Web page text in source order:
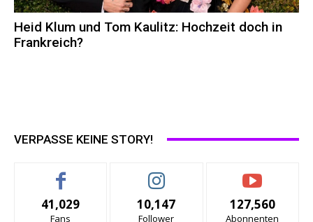
Heid Klum und Tom Kaulitz: Hochzeit doch in
Frankreich?
VERPASSE KEINE STORY!
41,029
Fans
10,147
Follower
127,560
Abonnenten